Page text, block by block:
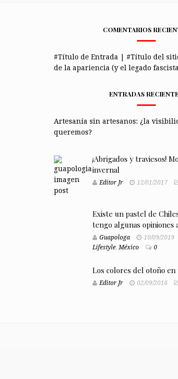
COMENTARIOS
#Título de Entrada | #Título del
de la apariencia (y el legado
ENTRADAS
Artesanía sin artesanos: ¿la
queremos?
¡Abrigados y traviesos!
invernal
Editor Jr 12/01/2017
Existe un pastel de
tengo algunas opiniones
Guapologa 10/09/2019
Lifestyle,México 0
Los colores del otoño en
Editor Jr 02/09/2016